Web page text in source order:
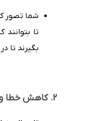
شما تصور
تا
بگیرند تا
2. کاهش خطا و بهبود وضعیت مدیریت ارتباط با مشتریان: